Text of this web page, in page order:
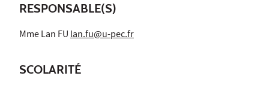
RESPONSABLE(S)
Mme Lan FUlan.fu@u-pec.fr
SCOLARITÉ